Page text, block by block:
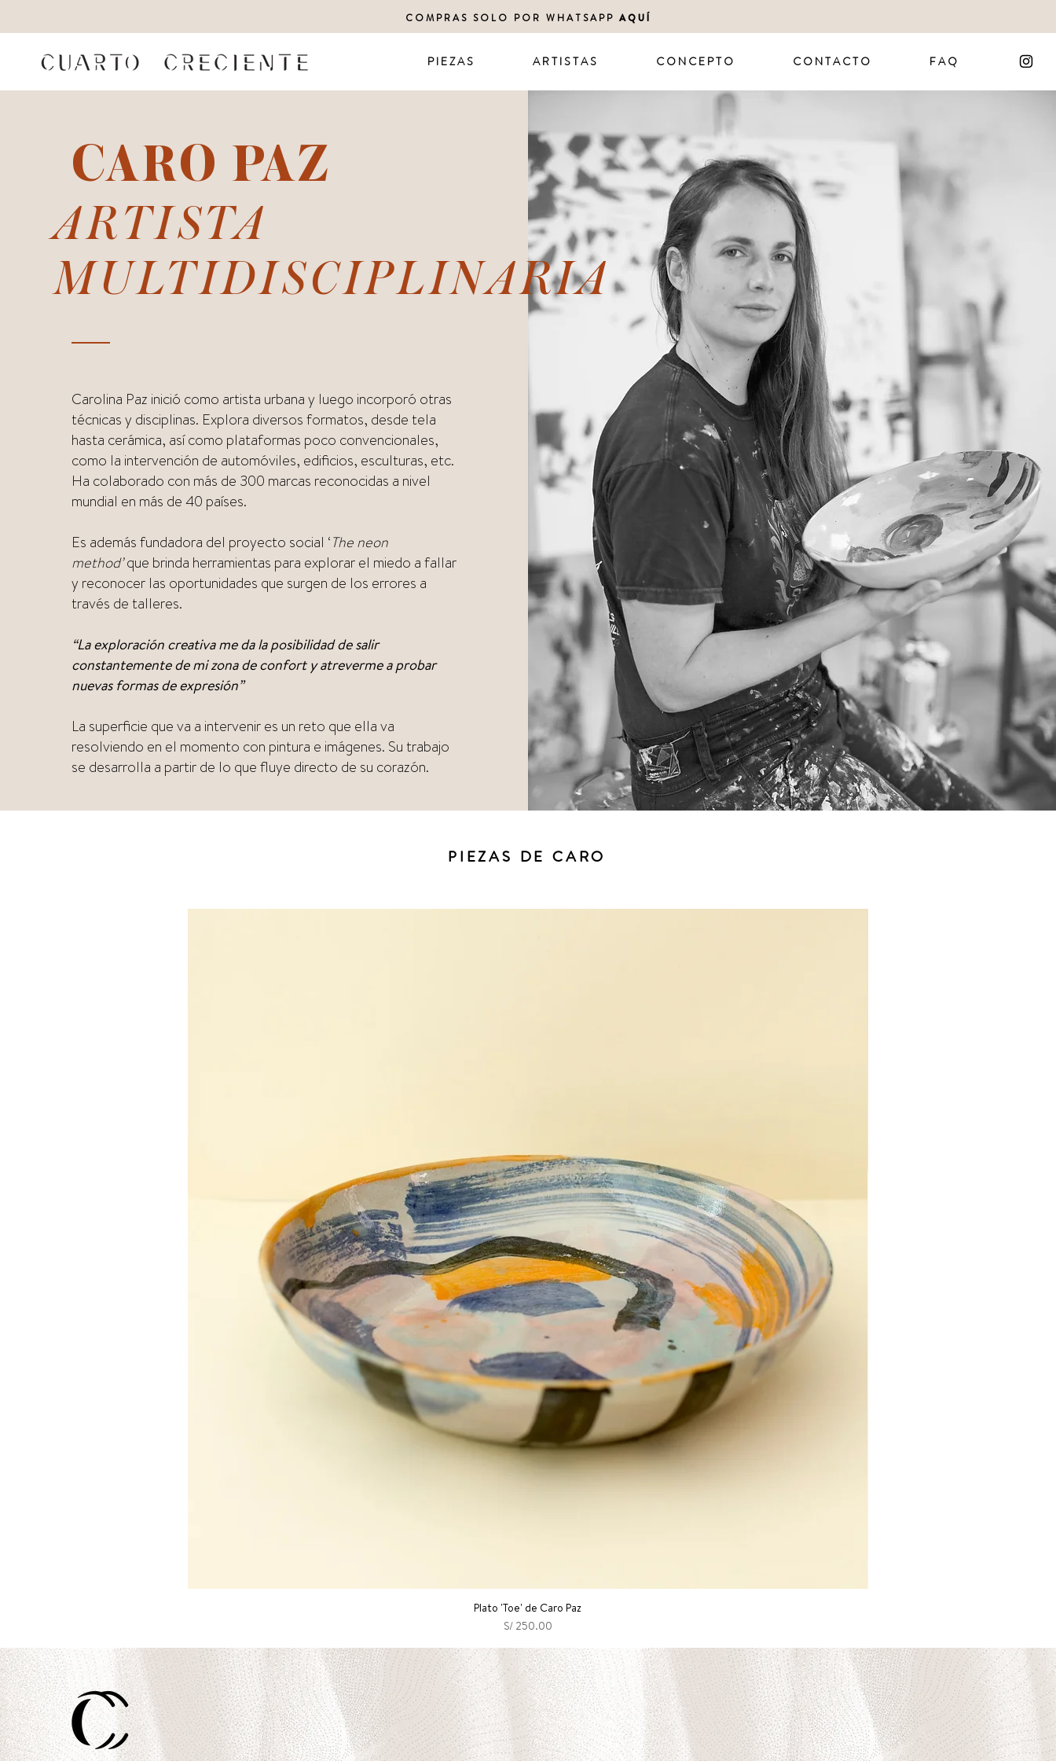
COMPRAS SOLO POR WHATSAPP AQUÍ
P I E Z A S A R T I S T A S C O N C E P T O C O N T A C T O F A Q
CARO PAZ
Carolina Paz inició como artista urbana y luego incorporó otras
técnicas y disciplinas. Explora diversos formatos, desde tela
hasta cerámica, así como plataformas poco convencionales,
como la intervención de automóviles, edificios, esculturas, etc.
Ha colaborado con más de 300 marcas reconocidas a nivel
mundial en más de 40 países.
Es además fundadora del proyecto social ‘The neon
method’que brinda herramientas para explorar el miedo a fallar
y reconocer las oportunidades que surgen de los errores a
través de talleres.
“La exploración creativa me da la posibilidad de salir
constantemente de mi zona de confort y atreverme a probar
nuevas formas de expresión”
La superficie que va a intervenir es un reto que ella va
resolviendo en el momento con pintura e imágenes. Su trabajo
se desarrolla a partir de lo que fluye directo de su corazón.
ARTISTA
MULTIDISCIPLINARIA
PIEZAS DE CARO
Plato 'Toe' de Caro Paz
Precio
S/ 250.00